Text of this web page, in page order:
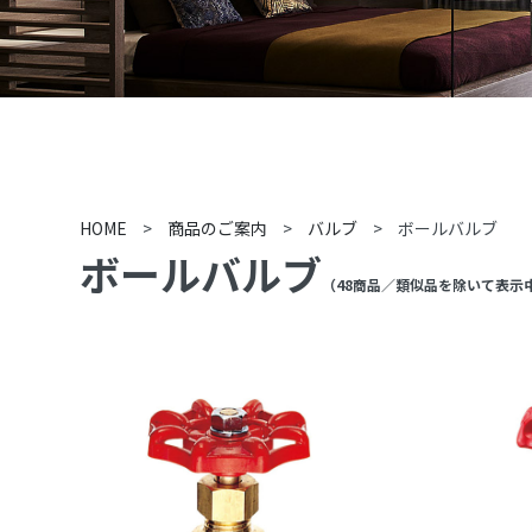
HOME > 商品のご案内 > バルブ > ボールバルブ
ボールバルブ （48商品／類似品を除いて表示